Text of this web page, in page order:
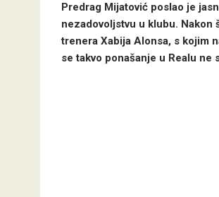
Predrag Mijatović poslao je
nezadovoljstvu u klubu. Nakon
trenera Xabija Alonsa, s kojim
se takvo ponašanje u Realu ne